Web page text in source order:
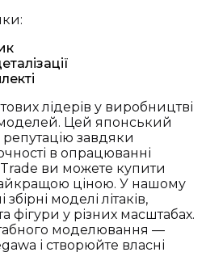
лідерів у виробництві
Цей японський
завдяки
в опрацюванні
Trade ви можете купити
ціною. У нашому
моделі літаків,
фігури у різних масштабах.
моделювання —
і створюйте власні